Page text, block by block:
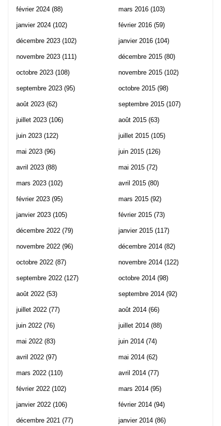
février 2024 (88)
janvier 2024 (102)
décembre 2023 (102)
novembre 2023 (111)
octobre 2023 (108)
septembre 2023 (95)
août 2023 (62)
juillet 2023 (106)
juin 2023 (122)
mai 2023 (96)
avril 2023 (88)
mars 2023 (102)
février 2023 (95)
janvier 2023 (105)
décembre 2022 (79)
novembre 2022 (96)
octobre 2022 (87)
septembre 2022 (127)
août 2022 (53)
juillet 2022 (77)
juin 2022 (76)
mai 2022 (83)
avril 2022 (97)
mars 2022 (110)
février 2022 (102)
janvier 2022 (106)
décembre 2021 (77)
mars 2016 (103)
février 2016 (59)
janvier 2016 (104)
décembre 2015 (80)
novembre 2015 (102)
octobre 2015 (98)
septembre 2015 (107)
août 2015 (63)
juillet 2015 (105)
juin 2015 (126)
mai 2015 (72)
avril 2015 (80)
mars 2015 (92)
février 2015 (73)
janvier 2015 (117)
décembre 2014 (82)
novembre 2014 (122)
octobre 2014 (98)
septembre 2014 (92)
août 2014 (66)
juillet 2014 (88)
juin 2014 (74)
mai 2014 (62)
avril 2014 (77)
mars 2014 (95)
février 2014 (94)
janvier 2014 (86)